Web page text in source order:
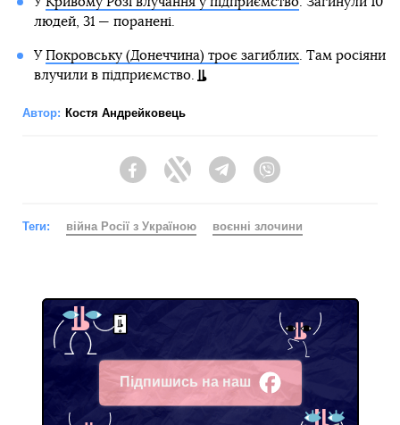
людей, 31 — поранені.
У Покровську (Донеччина) троє загиблих. Там росіяни
влучили в підприємство.
Автор: Костя Андрейковець
FacebookTwitter Telegram
Теги: війна Росії з Україною воєнні злочини
Підпишись на наш
Facebook